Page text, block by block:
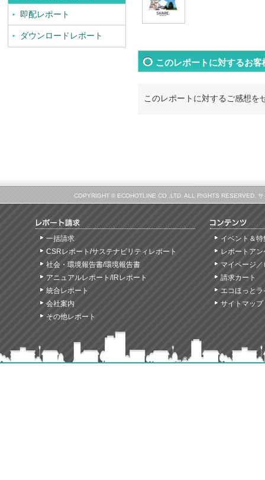
即配レポート
ダウンロードレポート
このレポートに対するお客
このレポートに対するご感想を
COPYRIGHT © ECOHOTLINE CO.,LTD. ALL RIGHTS RESERVED.
一括請求
CSRレポート/サステナビリティレポート
社会・環境報告書/環境報告書
アニュアルレポート/IRレポート
統合レポート
会社案内
その他レポート
イベント＆特
レポートア
マイページ
請求カート
エコほっと
サイトマップ